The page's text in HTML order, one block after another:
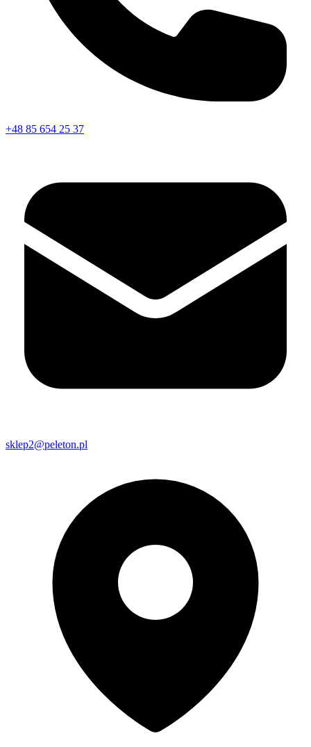
+48 85 654 25 37
sklep2@peleton.pl